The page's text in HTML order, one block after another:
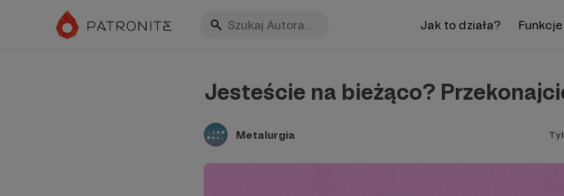
Jak to działa? Funkcje
Jesteście na bieżąco?
Metalurgia